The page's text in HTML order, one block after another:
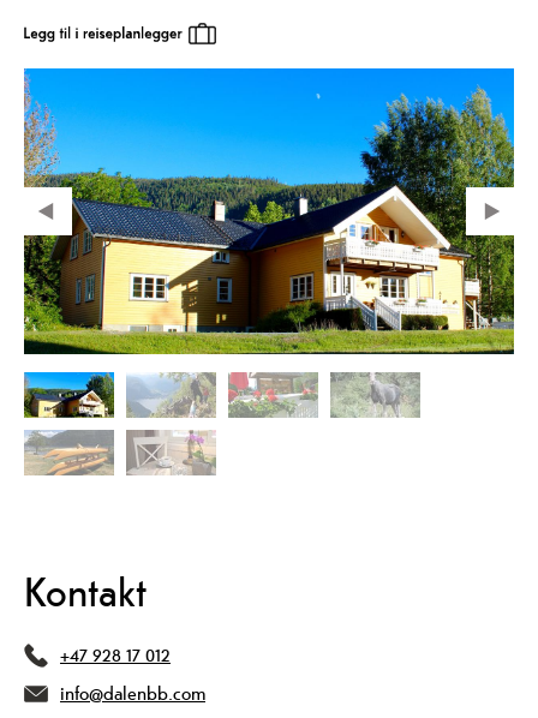
Kontakt
+47 928 17 012
info@dalenbb.com